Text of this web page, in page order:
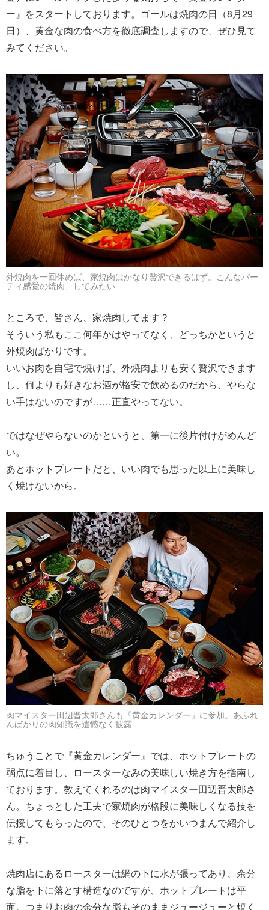
ー』をスタートしております。ゴールは焼肉の日（8月29
日）、黄金な肉の食べ方を徹底調査しますので、ぜひ見て
みてください。
外焼肉を一回休めば、家焼肉はかなり贅沢できるはず。こんなパー
ティ感覚の焼肉、してみたい
ところで、皆さん、家焼肉してます？
そういう私もここ何年かはやってなく、どっちかというと
外焼肉ばかりです。
いいお肉を自宅で焼けば、外焼肉よりも安く贅沢できます
し、何よりも好きなお酒が格安で飲めるのだから、やらな
い手はないのですが……正直やってない。
ではなぜやらないのかというと、第一に後片付けがめんど
い。
あとホットプレートだと、いい肉でも思った以上に美味し
く焼けないから。
肉マイスター田辺晋太郎さんも『黄金カレンダー』に参加。あふれ
んばかりの肉知識を遺憾なく披露
ちゅうことで『黄金カレンダー』では、ホットプレートの
弱点に着目し、ロースターなみの美味しい焼き方を指南し
ております。教えてくれるのは肉マイスター田辺晋太郎さ
ん。ちょっとした工夫で家焼肉が格段に美味しくなる技を
伝授してもらったので、そのひとつをかいつまんで紹介し
ます。
焼肉店にあるロースターは網の下に水が張ってあり、余分
な脂を下に落とす構造なのですが、ホットプレートは平
面。つまりお肉の余分な脂もそのままジュージューと焼く